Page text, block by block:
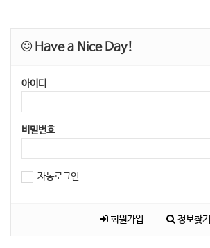
Have a Nice Day!
아이디
비밀번호
자동로그인
회원가입 정보찾기